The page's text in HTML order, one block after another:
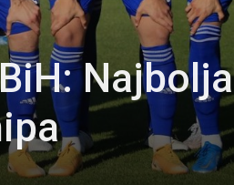
Najbolja